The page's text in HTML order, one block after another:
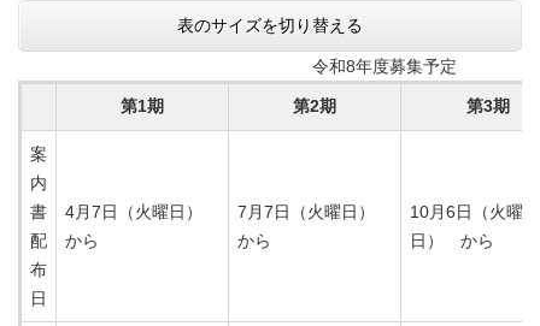
表のサイズを切り替える
令和8年度募集予定
第1期 第2期 第3期
案
内
書
配
布
日
4月7日（火曜日）
から
7月7日（火曜日）
から
10月6日（火曜
日） から